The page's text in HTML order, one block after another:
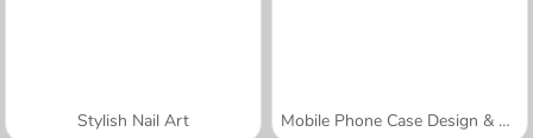
Stylish Nail Art Mobile Phone Case Design & DIY